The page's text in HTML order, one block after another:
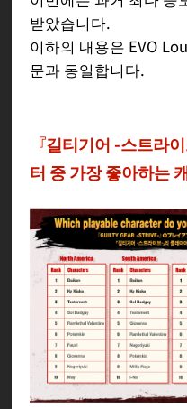
받았습니다.
이하의 내용은 EVO
문과 동일합니다.
『길티기어 -스트라
터 중 가장 좋아하는